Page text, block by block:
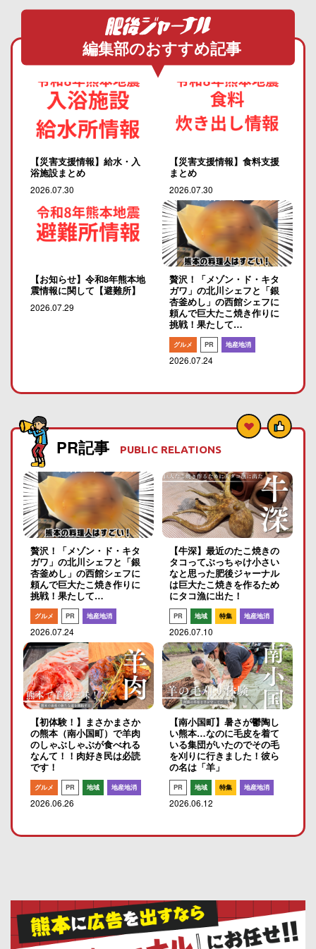
編集部のおすすめ記事
【災害支援情報】給水・入
浴施設まとめ
2026.07.30
【災害支援情報】食料支援
まとめ
2026.07.30
【お知らせ】令和8年熊本地
震情報に関して【避難所】
2026.07.29
贅沢！「メゾン・ド・キタ
ガワ」の北川シェフと「銀
杏釜めし」の西館シェフに
頼んで巨大たこ焼き作りに
挑戦！果たして…
グルメ PR 地産地消
2026.07.24
PR記事 PUBLIC RELATIONS
贅沢！「メゾン・ド・キタ
ガワ」の北川シェフと「銀
杏釜めし」の西館シェフに
頼んで巨大たこ焼き作りに
挑戦！果たして…
グルメ PR 地産地消
2026.07.24
【牛深】最近のたこ焼きの
タコってぶっちゃけ小さい
なと思った肥後ジャーナル
は巨大たこ焼きを作るため
にタコ漁に出た！
PR 地域 特集 地産地消
2026.07.10
【初体験！】まさかまさか
の熊本（南小国町）で羊肉
のしゃぶしゃぶが食べれる
なんて！！肉好き民は必読
です！
グルメ PR 地域 地産地消
2026.06.26
【南小国町】暑さが鬱陶し
い熊本…なのに毛皮を着て
いる集団がいたのでその毛
を刈りに行きました！彼ら
の名は「羊」
PR 地域 特集 地産地消
2026.06.12